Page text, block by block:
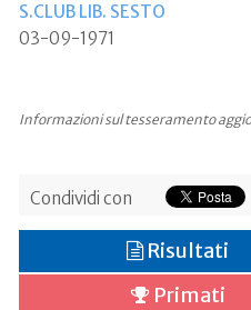
S.CLUB LIB. SESTO
03-09-1971
Informazioni sul tesseramento
Condividi con
Risultati
Primati